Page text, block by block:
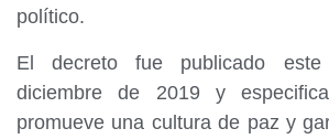
político.
El decreto fue publicado
diciembre de 2019 y
promueve una cultura de paz y